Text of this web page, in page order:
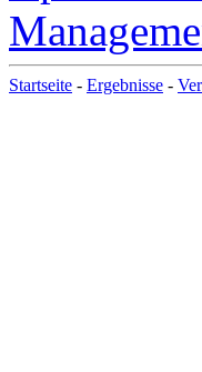
Startseite - Ergebnisse -